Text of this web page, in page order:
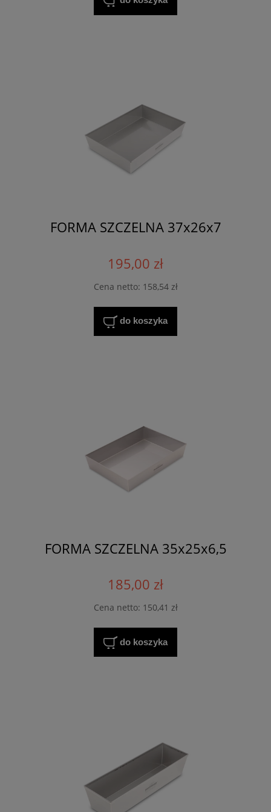
FORMA SZCZELNA 37x26x7
195,00 zł
Cena netto: 158,54 zł
do koszyka
FORMA SZCZELNA 35x25x6,5
185,00 zł
Cena netto: 150,41 zł
do koszyka